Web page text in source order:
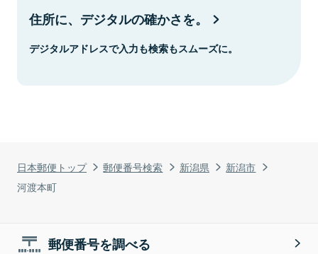
日本郵便トップ 郵便番号検索 新潟県
新潟市
河渡本町
住所に、デジタルの確かさを。
デジタルアドレスで入力も検索もスムーズに。
郵便番号を調べる